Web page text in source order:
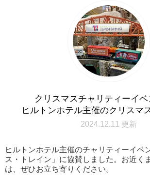
クリスマスチャリティーイ
ヒルトンホテル主催のクリスマ
2024.12.11 更新
ヒルトンホテル主催のチャリティーイベ
ス・トレイン」に協賛しました。お近く
は、ぜひお立ち寄りください。